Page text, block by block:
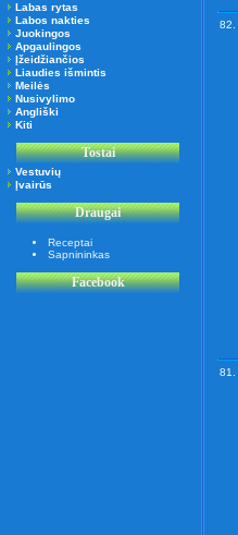
Labas rytas
Labos nakties
Juokingos
Apgaulingos
Įžeidžiančios
Liaudies išmintis
Meilės
Nusivylimo
Angliški
Kiti
Tostai
Vestuvių
Įvairūs
Draugai
Receptai
Sapnininkas
Facebook
82.
81.